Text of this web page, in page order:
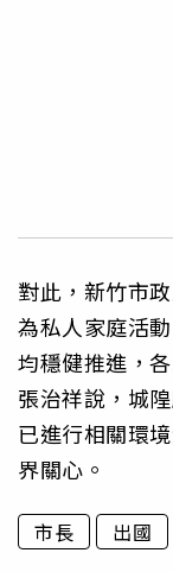
對此，新竹市
為私人家庭活
均穩健推進，
張治祥說，城
已進行相關環
界關心。
市長 出國